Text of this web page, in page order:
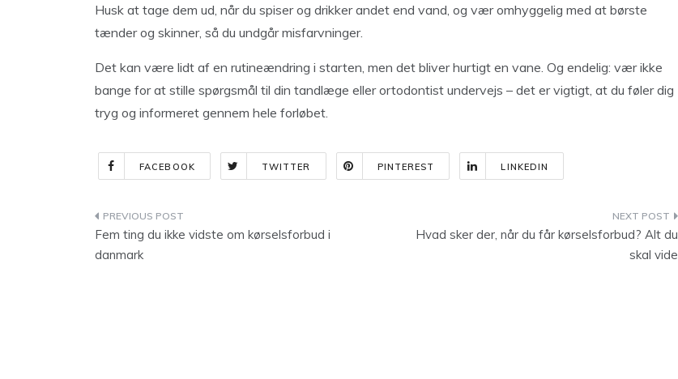
Husk at tage dem ud, når du spiser og drikker andet end vand, og vær omhyggelig med at børste
tænder og skinner, så du undgår misfarvninger.
Det kan være lidt af en rutineændring i starten, men det bliver hurtigt en vane. Og endelig: vær ikke
bange for at stille spørgsmål til din tandlæge eller ortodontist undervejs – det er vigtigt, at du føler dig
tryg og informeret gennem hele forløbet.
FACEBOOK TWITTER PINTEREST LINKEDIN
Indlægsnavigation
Fem ting du ikke vidste om kørselsforbud i
danmark
Hvad sker der, når du får kørselsforbud? Alt du
skal vide